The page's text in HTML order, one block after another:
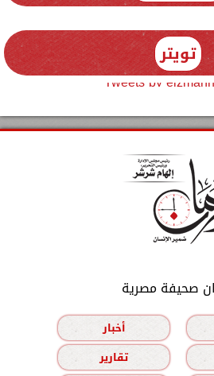
تويتر
Tweets by
صحيفة مصرية
أخبار
تقارير